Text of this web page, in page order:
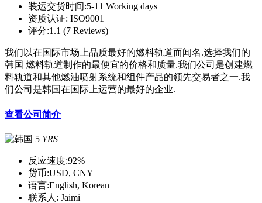
装运交货时间:5-11 Working days
资质认证: ISO9001
评分:1.1 (7 Reviews)
我们以在国际市场上品质最好的燃料轨道而闻名.选择我们的
韩国 燃料轨道制作的最便宜的价格和质量.我们公司是创建燃
料轨道和其他燃油喷射系统和组件产品的领先交易者之一.我
们公司是韩国在国际上运营的最好的企业.
查看公司简介
5 YRS
反应速度:92%
货币:USD, CNY
语言:English, Korean
联系人: Jaimi